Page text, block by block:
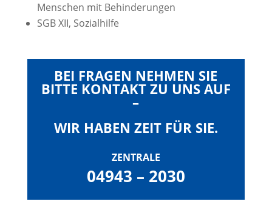
Menschen mit Behinderungen
SGB XII, Sozialhilfe
BEI FRAGEN NEHMEN SIE
BITTE KONTAKT ZU UNS AUF
–
WIR HABEN ZEIT FÜR SIE.
ZENTRALE
04943 – 2030